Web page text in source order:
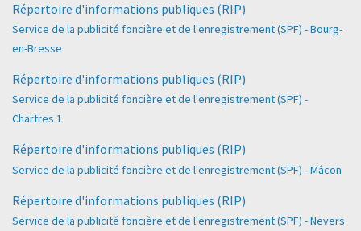
Répertoire d'informations publiques (RIP)
Service de la publicité foncière et de l'enregistrement (SPF) - Bourg-
en-Bresse
Répertoire d'informations publiques (RIP)
Service de la publicité foncière et de l'enregistrement (SPF) -
Chartres 1
Répertoire d'informations publiques (RIP)
Service de la publicité foncière et de l'enregistrement (SPF) - Mâcon
Répertoire d'informations publiques (RIP)
Service de la publicité foncière et de l'enregistrement (SPF) - Nevers